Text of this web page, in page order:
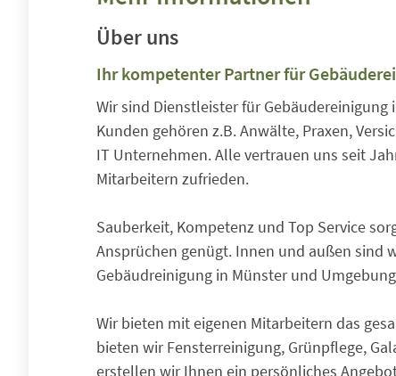
Über uns
Ihr kompetenter Partner für
Wir sind Dienstleister für
Kunden gehören z.B. Anwälte, Praxen,
IT Unternehmen. Alle vertrauen uns seit
Mitarbeitern zufrieden.
Sauberkeit, Kompetenz und Top Service
Ansprüchen genügt. Innen und außen sind
Gebäudreinigung in Münster und
Wir bieten mit eigenen Mitarbeitern das
bieten wir Fensterreinigung, Grünpflege,
erstellen wir Ihnen ein persönliches